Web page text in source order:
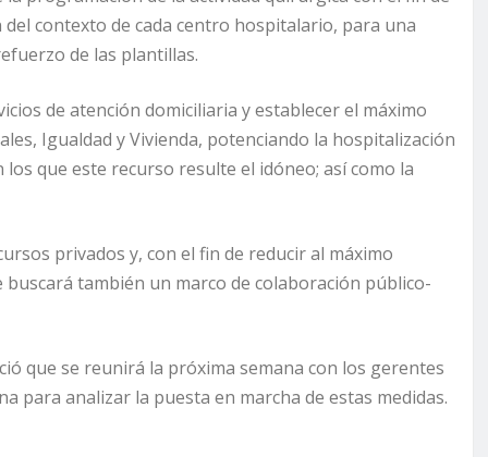
contexto de cada centro hospitalario, para una
de las plantillas.
de atención domiciliaria y establecer el máximo
Igualdad y Vivienda, potenciando la hospitalización
que este recurso resulte el idóneo; así como la
privados y, con el fin de reducir al máximo
también un marco de colaboración público-
que se reunirá la próxima semana con los gerentes
para analizar la puesta en marcha de estas medidas.